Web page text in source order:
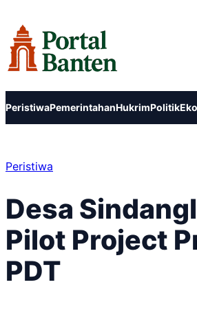
ke
konten
PeristiwaPemerintahanHukrimPolitik
Peristiwa
Desa
Pilot Project
PDT